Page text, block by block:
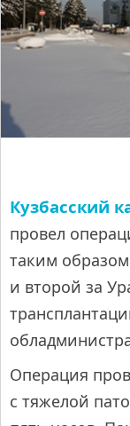
Кузбасский
провел
таким
и второй за
Операция
с тяжелой